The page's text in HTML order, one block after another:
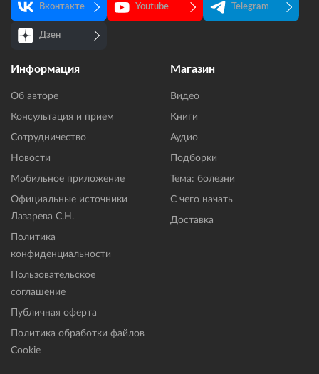
Вконтакте Youtube Telegram
Дзен
Информация
Об авторе
Консультация и прием
Сотрудничество
Новости
Мобильное приложение
Официальные источники
Лазарева С.Н.
Политика
конфиденциальности
Пользовательское
соглашение
Публичная оферта
Политика обработки файлов
Cookie
Магазин
Видео
Книги
Аудио
Подборки
Тема: болезни
С чего начать
Доставка